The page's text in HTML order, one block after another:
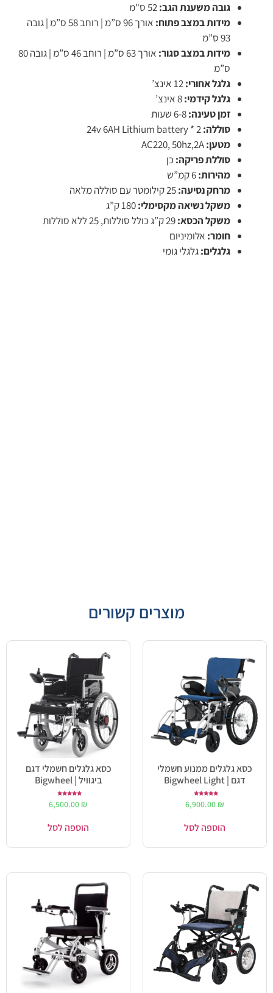
גובה משענת הגב:
מידות במצב פתוח:
אורך 96 ס”מ | רוחב 58 ס”מ | גובה
93 ס”מ
מידות במצב סגור:
אורך 63 ס”מ | רוחב 46 ס”מ | גובה 80
ס”מ
גלגל אחורי:
גלגל קידמי:
זמן טעינה:
סוללה:
מטען:
סוללת פריקה: כן
מהירות:
מרחק נסיעה:
משקל נשיאה מקסימלי:
משקל הכסא:
חומר: אלומיניום
גלגלים:גלגלי גומי
מוצרים קשורים
כסא גלגלים ממנוע חשמלי
דגם | Bigwheel Light
5.00
6,900.00 ₪
הוספה לסל
כסא גלגלים חשמלי דגם
ביגוויל | Bigwheel
5.00
6,500.00 ₪
הוספה לסל